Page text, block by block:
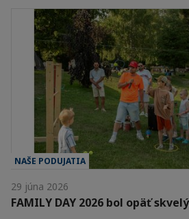
NAŠE PODUJATIA
29 júna 2026
FAMILY DAY 2026 bol opäť